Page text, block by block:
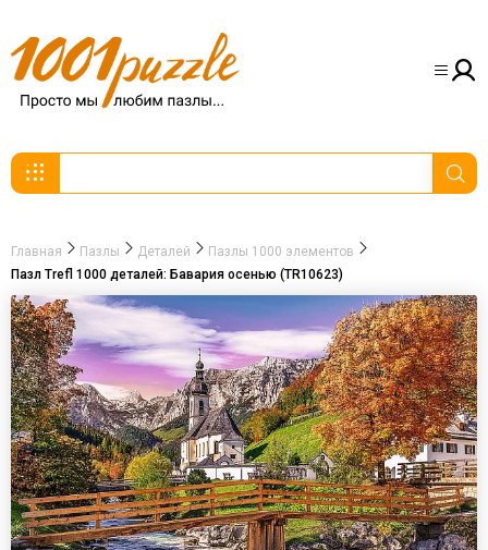
Главная Пазлы Деталей
Пазлы 1000 элементов
Пазл Trefl 1000 деталей: Бавария осенью (TR10623)